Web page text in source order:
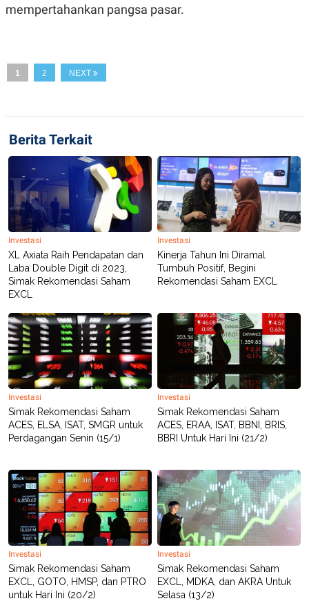
L
A
N
T
A
K
K
J
A
N
A
P
E
R
V
E
R
T
I
I
N
G
G
M
E
D
I
A
.
I
D
USE
PEDOMAN
PEMBERITAAN
SIBER
PRIVACY
POLICY
mempertahankan pangsa pasar.
1 2 NEXT
Berita Terkait
Investasi
XL Axiata Raih Pendapatan dan
Laba Double Digit di 2023,
Simak Rekomendasi Saham
EXCL
Investasi
Kinerja Tahun Ini Diramal
Tumbuh Positif, Begini
Rekomendasi Saham EXCL
Investasi
Simak Rekomendasi Saham
ACES, ELSA, ISAT, SMGR untuk
Perdagangan Senin (15/1)
Investasi
Simak Rekomendasi Saham
ACES, ERAA, ISAT, BBNI, BRIS,
BBRI Untuk Hari Ini (21/2)
Investasi
Simak Rekomendasi Saham
EXCL, GOTO, HMSP, dan PTRO
untuk Hari Ini (20/2)
Investasi
Simak Rekomendasi Saham
EXCL, MDKA, dan AKRA Untuk
Selasa (13/2)